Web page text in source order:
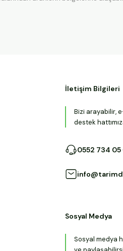
İletişim Bilgileri
Bizi arayabilir,
destek
0552 734 05
Sosyal Medya
Sosyal medya